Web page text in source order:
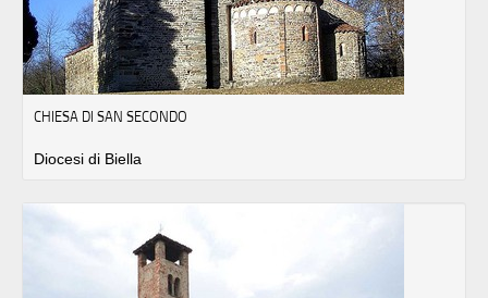
CHIESA DI SAN SECONDO
Diocesi di Biella